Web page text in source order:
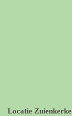
Locatie Zuienkerke